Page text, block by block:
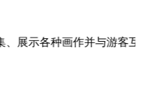
作并与游客互动，